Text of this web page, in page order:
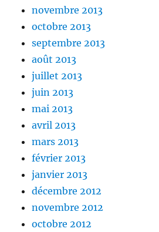
novembre 2013
octobre 2013
septembre 2013
août 2013
juillet 2013
juin 2013
mai 2013
avril 2013
mars 2013
février 2013
janvier 2013
décembre 2012
novembre 2012
octobre 2012